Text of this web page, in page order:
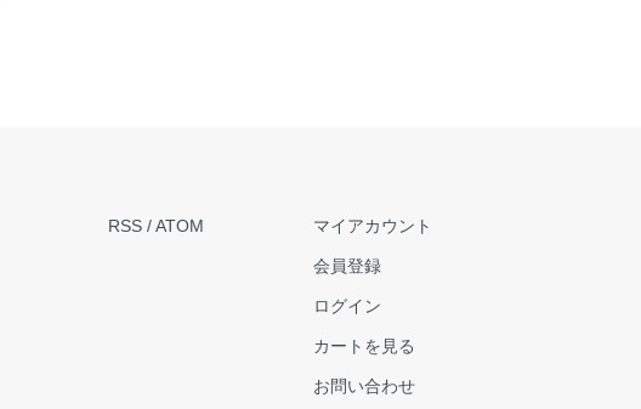
RSS /ATOM マイアカウント
会員登録
ログイン
カートを見る
お問い合わせ